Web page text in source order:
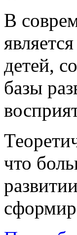
В
детей,
базы
что